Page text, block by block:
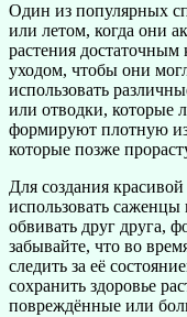
Один из популярных
или летом, когда они
растения
уходом, чтобы они
использовать
или отводки, которые
формируют плотную
которые позже
Для создания
использовать саженцы
обвивать друг друга,
забывайте, что во
следить за её
сохранить здоровье
повреждённые или